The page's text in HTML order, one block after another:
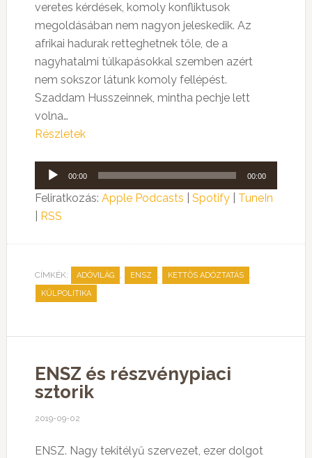
veretes kérdések, komoly konfliktusok
megoldásában nem nagyon jeleskedik. Az
afrikai hadurak retteghetnek tőle, de a
nagyhatalmi túlkapásokkal szemben azért
nem sokszor látunk komoly fellépést.
Szaddam Husszeinnek, mintha pechje lett
volna…
Részletek
Audió
lejátszó
00:00 00:00
Feliratkozás: Apple Podcasts Spotify| TuneIn
RSS
CÍMKÉK: ADÓVILÁG , ENSZ , KETTŐS ADÓZTATÁS ,
KÜLPOLITIKA
ENSZ és részvénypiaci
sztorik
2019-09-02
ENSZ. Nagy tekitélyű szervezet, ezer dolgot